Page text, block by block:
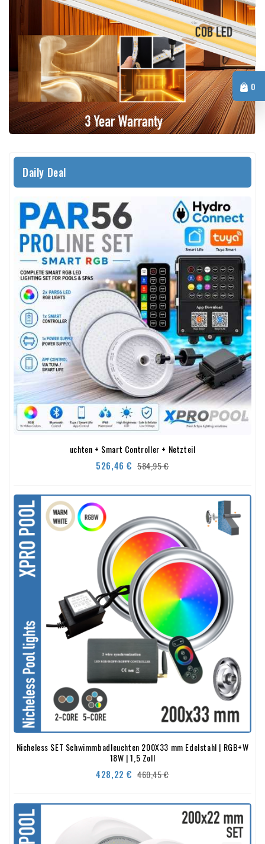
0
Daily Deal
uchten + Smart Controller + Netzteil
526,46 € Verkaufspreis
584,95 €Preis
Nicheless SET Schwimmbadleuchten 200X33 mm Edelstahl | RGB+W
18W | 1,5 Zoll
428,22 € Verkaufspreis
460,45 €Preis